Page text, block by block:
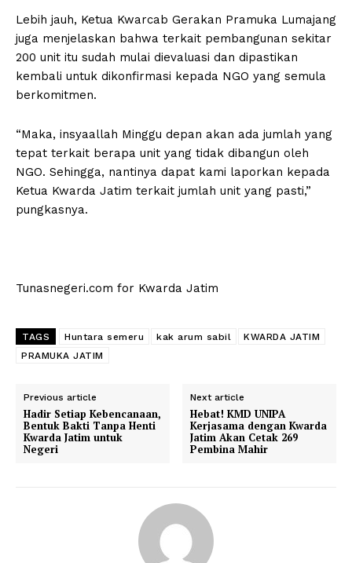
Lebih jauh, Ketua Kwarcab Gerakan Pramuka Lumajang
juga menjelaskan bahwa terkait pembangunan sekitar
200 unit itu sudah mulai dievaluasi dan dipastikan
kembali untuk dikonfirmasi kepada NGO yang semula
berkomitmen.
“Maka, insyaallah Minggu depan akan ada jumlah yang
tepat terkait berapa unit yang tidak dibangun oleh
NGO. Sehingga, nantinya dapat kami laporkan kepada
Ketua Kwarda Jatim terkait jumlah unit yang pasti,”
pungkasnya.
Tunasnegeri.com for Kwarda Jatim
TAGS Huntara semeru kak arum sabil
KWARDA JATIM
PRAMUKA JATIM
Previous article
Hadir Setiap Kebencanaan,
Bentuk Bakti Tanpa Henti
Kwarda Jatim untuk
Negeri
Next article
Hebat! KMD UNIPA
Kerjasama dengan Kwarda
Jatim Akan Cetak 269
Pembina Mahir